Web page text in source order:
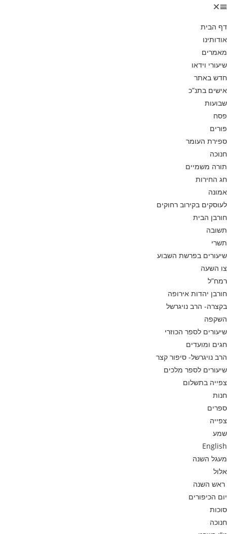
דף הבית
אודותינו
מאמרים
שיעורי וידאו
חדש באתר
אישים בתנ”כ
שבועות
פסח
פורים
ספירת העומר
חנוכה
תורה משמיים
חג החירות
אמונה
לעוסקים בקירוב רחוקים
חורבן הבית
תשובה
תשרי
שיעורים בפרשת השבוע
צו השעה
רמח”ל
חורבן יהדות אירופה
בקצרה- הרב נויגרשל
השקפה
שיעורים לספר הכוזרי
חגים ומועדים
הרב נויגרשל- סיפור קצר
שיעורים לספר מלכים
צפייה בתשלום
חנות
ספרים
צפייה
שמע
English
מעגל השנה
אלול
ראש השנה
יום הכיפורים
סוכות
חנוכה